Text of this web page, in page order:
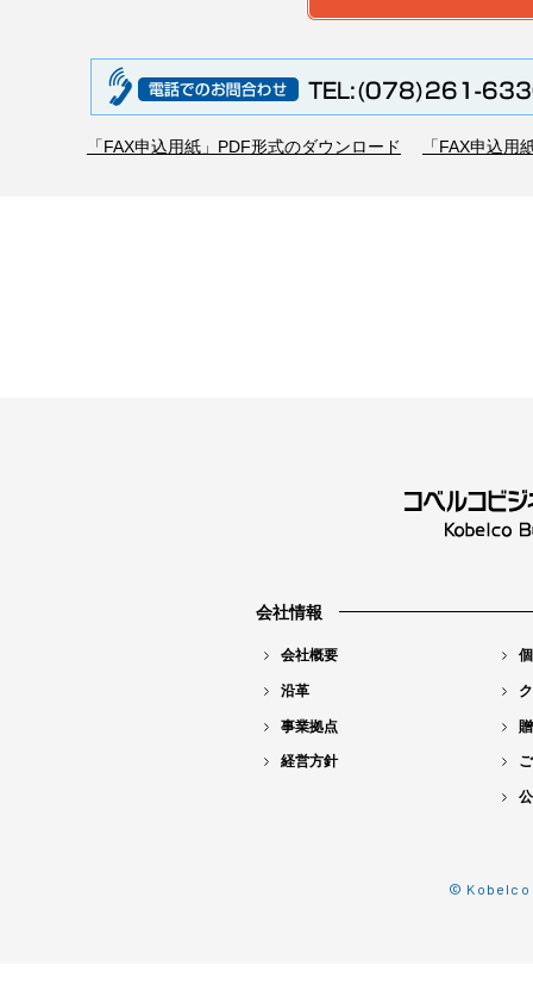
「FAX申込用紙」PDF形式のダウンロード 「FAX申込用
会社情報
会社概要
沿革
事業拠点
経営方針
©